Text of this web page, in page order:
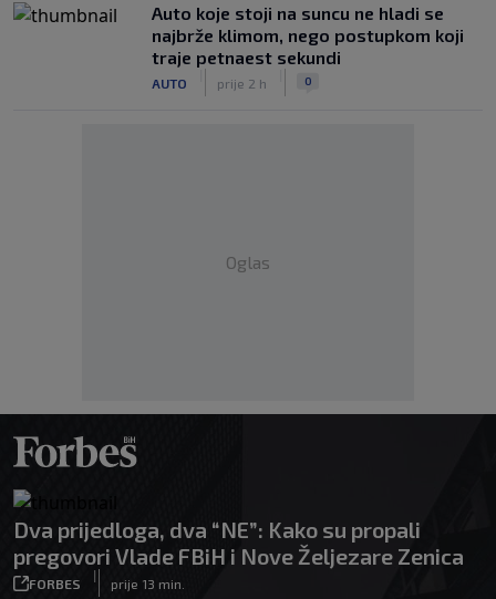
Auto koje stoji na suncu ne hladi se
najbrže klimom, nego postupkom koji
traje petnaest sekundi
AUTO prije 2 h 0
Oglas
Dva prijedloga, dva “NE”: Kako su propali
pregovori Vlade FBiH i Nove Željezare Zenica
FORBES
|
prije 13 min.